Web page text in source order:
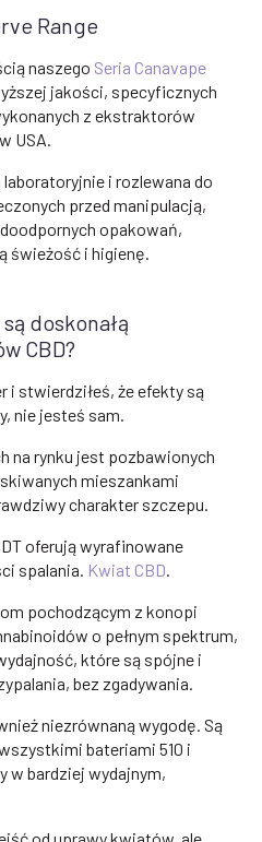
Range
naszego Seria Canavape
jakości, specyficznych
z ekstraktorów
USA.
i rozlewana do
przed manipulacją,
opakowań,
świeżość i higienę.
doskonałą
CBD?
i stwierdziłeś, że efekty są
nie jesteś sam.
na rynku jest pozbawionych
mieszankami
charakter szczepu.
oferują wyrafinowane
spalania. Kwiat CBD.
pochodzącym z konopi
o pełnym spektrum,
które są spójne i
bez zgadywania.
niezrównaną wygodę. Są
bateriami 510 i
w bardziej wydajnym,